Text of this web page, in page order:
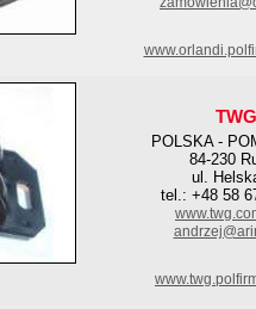
TWG
POLSKA -
84-230
ul.
tel.: +48 58